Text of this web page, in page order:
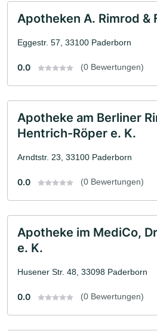
Apotheken A. Rimrod &
Eggestr. 57, 33100 Paderborn
0.0 (0 Bewertungen)
Apotheke am Berliner
Hentrich-Röper e. K.
Arndtstr. 23, 33100 Paderborn
0.0 (0 Bewertungen)
Apotheke im MediCo,
e. K.
Husener Str. 48, 33098 Paderborn
0.0 (0 Bewertungen)